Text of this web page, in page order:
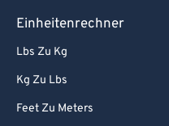
Einheitenrechner
Lbs Zu Kg
Kg Zu Lbs
Feet Zu Meters